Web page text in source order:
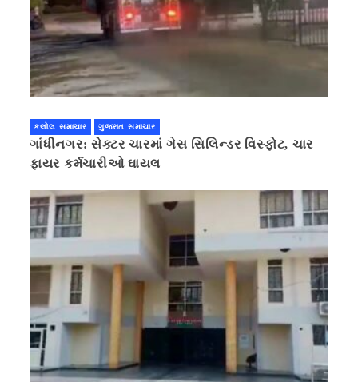
કલોલ સમાચાર ગુજરાત સમાચાર
ગાંધીનગર: સેક્ટર ચારમાં ગેસ સિલિન્ડર વિસ્ફોટ, ચાર
ફાયર કર્મચારીઓ ઘાયલ